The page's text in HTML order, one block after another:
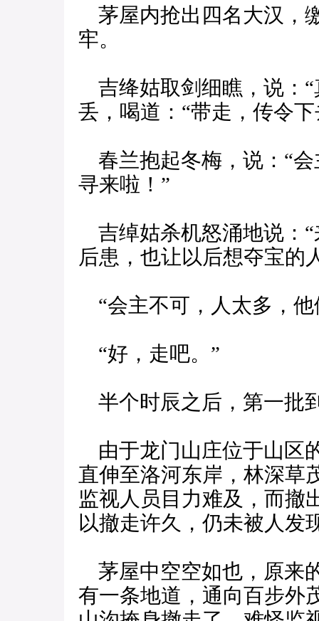
茅屋内抢出四名大汉，
牢。
吉绛姑取剑细瞧，说：“
丢，喝道：“带走，传令
春兰抱起冬梅，说：“
寻来啦！”
吉绰姑杀机怒涌地说：
后患，也让以后想夺宝的
“会主不可，人太多，
“好，走吧。”
半个时辰之后，第一批
由于龙门山庄位于山区
直伸至洛河东岸，林深草
监视人员目力难及，而撤
以撤走许久，仍未被人发
茅屋中空空如也，原来
有一条地道，通向百步外